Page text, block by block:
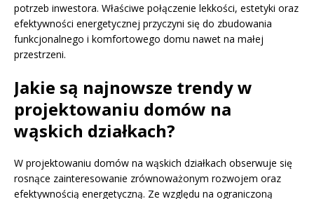
potrzeb inwestora. Właściwe połączenie lekkości, estetyki oraz
efektywności energetycznej przyczyni się do zbudowania
funkcjonalnego i komfortowego domu nawet na małej
przestrzeni.
Jakie są najnowsze trendy w
projektowaniu domów na
wąskich działkach?
W projektowaniu domów na wąskich działkach obserwuje się
rosnące zainteresowanie zrównoważonym rozwojem oraz
efektywnością energetyczną. Ze względu na ograniczoną